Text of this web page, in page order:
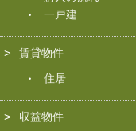
一戸建
賃貸物件
住居
収益物件